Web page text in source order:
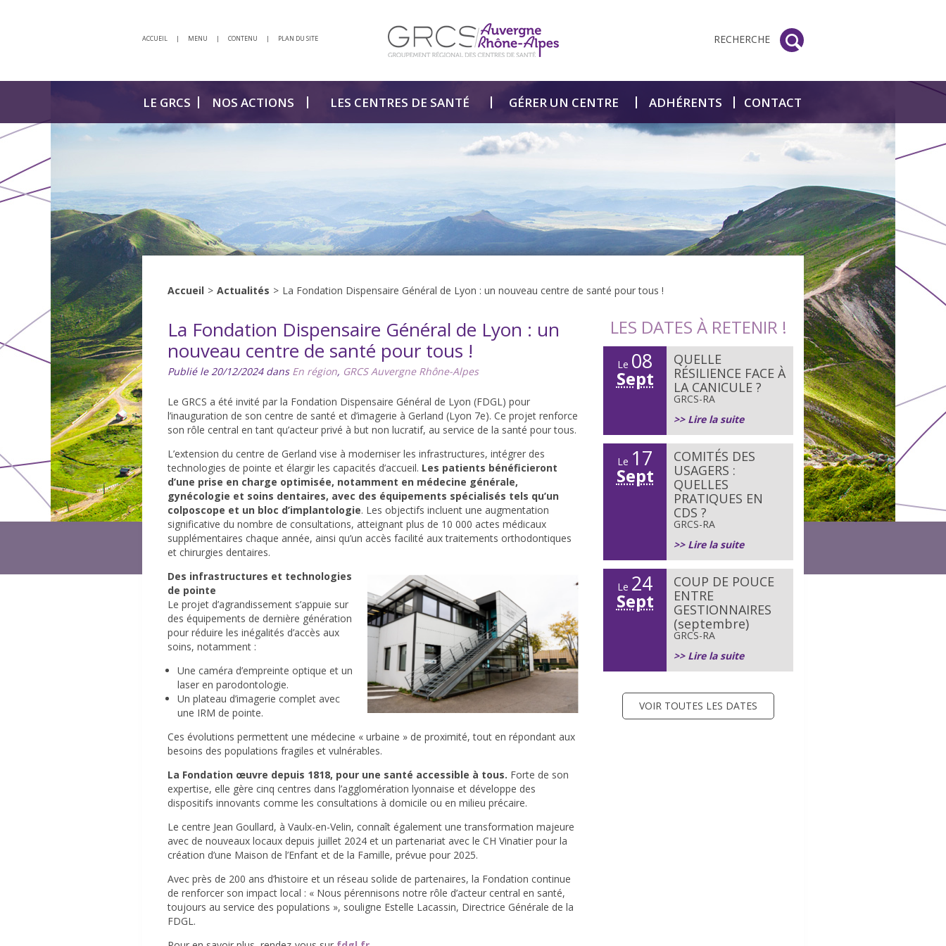
ACCUEIL | MENU | CONTENU | PLAN DU SITE RECHERCHE
LE GRCS NOS ACTIONS LES CENTRES DE SANTÉ GÉRER UN CENTRE ADHÉRENTS CONTACT
Accueil > Actualités > La Fondation Dispensaire Général de Lyon : un nouveau centre de santé pour tous !
La Fondation Dispensaire Général de Lyon : un
nouveau centre de santé pour tous !
Publié le 20/12/2024 dans En région, GRCS Auvergne Rhône-Alpes
Le GRCS a été invité par la Fondation Dispensaire Général de Lyon (FDGL) pour
l’inauguration de son centre de santé et d’imagerie à Gerland (Lyon 7e). Ce projet renforce
son rôle central en tant qu’acteur privé à but non lucratif, au service de la santé pour tous.
L’extension du centre de Gerland vise à moderniser les infrastructures, intégrer des
technologies de pointe et élargir les capacités d’accueil. Les patients bénéficieront
d’une prise en charge optimisée, notamment en médecine générale,
gynécologie et soins dentaires, avec des équipements spécialisés tels qu’un
colposcope et un bloc d’implantologie. Les objectifs incluent une augmentation
significative du nombre de consultations, atteignant plus de 10 000 actes médicaux
supplémentaires chaque année, ainsi qu’un accès facilité aux traitements orthodontiques
et chirurgies dentaires.
Des infrastructures et technologies
de pointe
Le projet d’agrandissement s’appuie sur
des équipements de dernière génération
pour réduire les inégalités d’accès aux
soins, notamment :
Une caméra d’empreinte optique et un
laser en parodontologie.
Un plateau d’imagerie complet avec
une IRM de pointe.
Ces évolutions permettent une médecine « urbaine » de proximité, tout en répondant aux
besoins des populations fragiles et vulnérables.
La Fondation œuvre depuis 1818, pour une santé accessible à tous. Forte de son
expertise, elle gère cinq centres dans l’agglomération lyonnaise et développe des
dispositifs innovants comme les consultations à domicile ou en milieu précaire.
Le centre Jean Goullard, à Vaulx-en-Velin, connaît également une transformation majeure
avec de nouveaux locaux depuis juillet 2024 et un partenariat avec le CH Vinatier pour la
création d’une Maison de l’Enfant et de la Famille, prévue pour 2025.
Avec près de 200 ans d’histoire et un réseau solide de partenaires, la Fondation continue
de renforcer son impact local : « Nous pérennisons notre rôle d’acteur central en santé,
toujours au service des populations », souligne Estelle Lacassin, Directrice Générale de la
FDGL.
LES DATES À RETENIR !
Le 08
Sept
QUELLE
RÉSILIENCE FACE À
LA CANICULE ?
GRCS-RA
>> Lire la suite
Le 17
Sept
COMITÉS DES
USAGERS :
QUELLES
PRATIQUES EN
CDS ?
GRCS-RA
>> Lire la suite
Le 24
Sept
COUP DE POUCE
ENTRE
GESTIONNAIRES
(septembre)
GRCS-RA
>> Lire la suite
VOIR TOUTES LES DATES